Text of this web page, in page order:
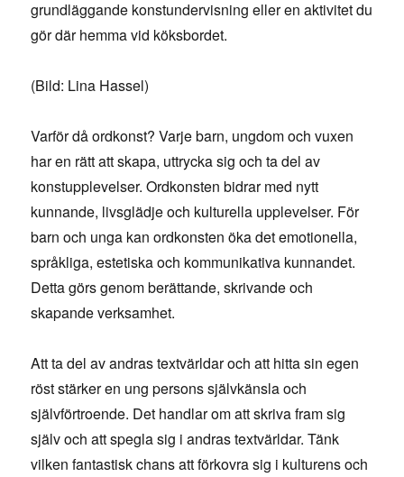
grundläggande konstundervisning eller en aktivitet du
gör där hemma vid köksbordet.
(Bild: Lina Hassel)
Varför då ordkonst? Varje barn, ungdom och vuxen
har en rätt att skapa, uttrycka sig och ta del av
konstupplevelser. Ordkonsten bidrar med nytt
kunnande, livsglädje och kulturella upplevelser. För
barn och unga kan ordkonsten öka det emotionella,
språkliga, estetiska och kommunikativa kunnandet.
Detta görs genom berättande, skrivande och
skapande verksamhet.
Att ta del av andras textvärldar och att hitta sin egen
röst stärker en ung persons självkänsla och
självförtroende. Det handlar om att skriva fram sig
själv och att spegla sig i andras textvärldar. Tänk
vilken fantastisk chans att förkovra sig i kulturens och